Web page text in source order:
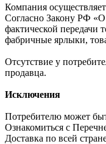
Компания
Согласно Закону РФ «О
фактической передачи
фабричные ярлыки,
Отсутствие у
продавца.
Исключения
Потребителю может
Ознакомиться с
Доставка по всей